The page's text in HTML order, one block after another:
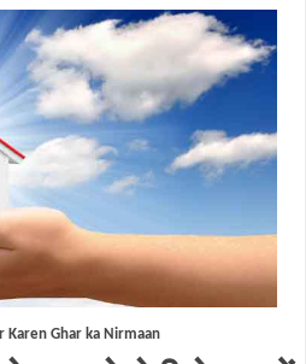
Karen Ghar ka Nirmaan